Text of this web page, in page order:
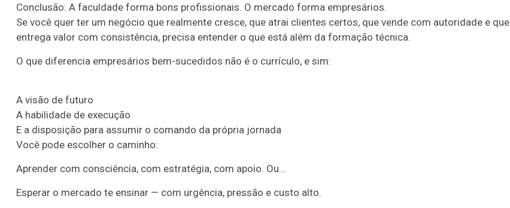
Conclusão: A faculdade forma bons profissionais. O mercado forma empresários.
Se você quer ter um negócio que realmente cresce, que atrai clientes certos, que vende com autoridade e que
entrega valor com consistência, precisa entender o que está além da formação técnica.
O que diferencia empresários bem-sucedidos não é o currículo, e sim:
A visão de futuro
A habilidade de execução
E a disposição para assumir o comando da própria jornada
Você pode escolher o caminho:
Aprender com consciência, com estratégia, com apoio. Ou...
Esperar o mercado te ensinar — com urgência, pressão e custo alto.